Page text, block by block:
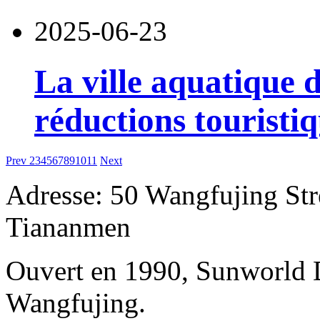
2025-06-23
La ville aquatique
réductions
Prev 234567891011 Next
Adresse: 50 Wangfujing
Tiananmen
Ouvert en 1990,
Wangfujing.